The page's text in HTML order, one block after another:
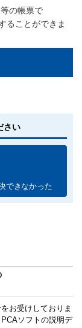
の帳票で
ることができま
さい
できなかった
お受けしておりま
ソフトの説明デ